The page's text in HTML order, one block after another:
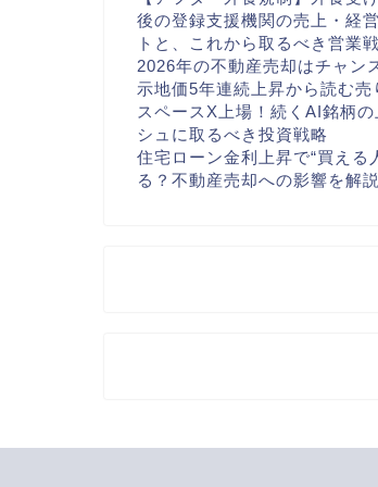
後の登録支援機関の売上・経
トと、これから取るべき営業
2026年の不動産売却はチャン
示地価5年連続上昇から読む売
スペースX上場！続くAI銘柄の
シュに取るべき投資戦略
住宅ローン金利上昇で“買える
る？不動産売却への影響を解説